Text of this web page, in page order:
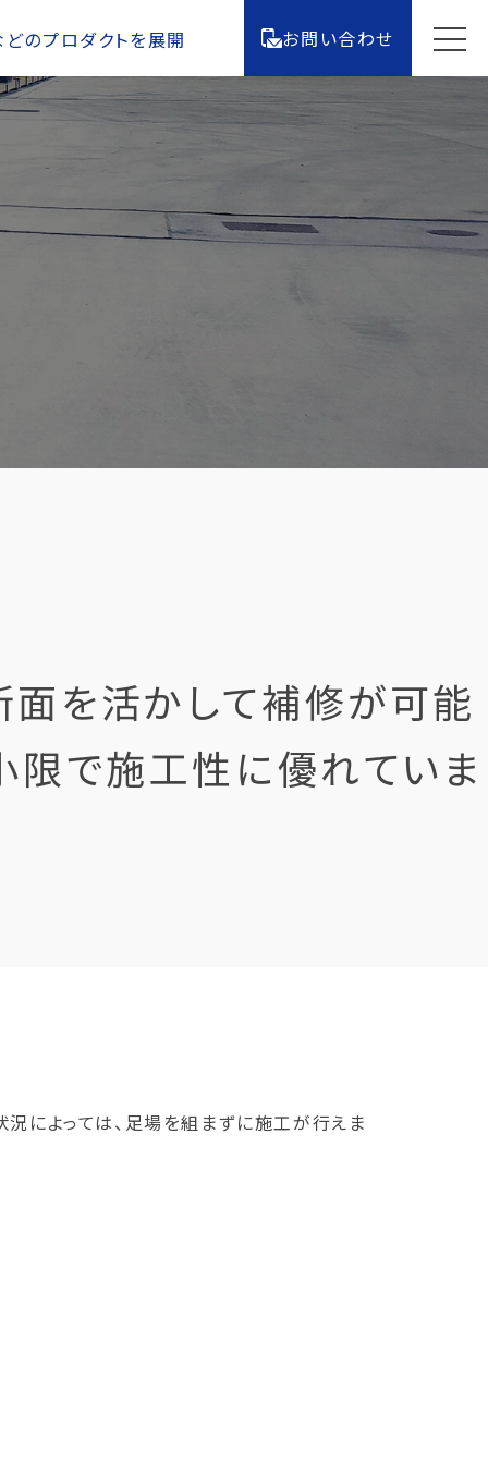
お問い合わせ
を活かして補修が可能
限で施工性に優れていま
によっては、足場を組まずに施工が行えま